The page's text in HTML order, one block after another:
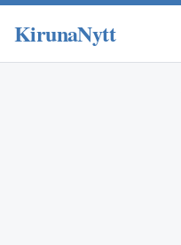
KirunaNytt